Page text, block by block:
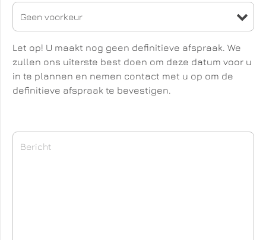
Let op! U maakt nog geen definitieve afspraak. We
zullen ons uiterste best doen om deze datum voor u
in te plannen en nemen contact met u op om de
definitieve afspraak te bevestigen.